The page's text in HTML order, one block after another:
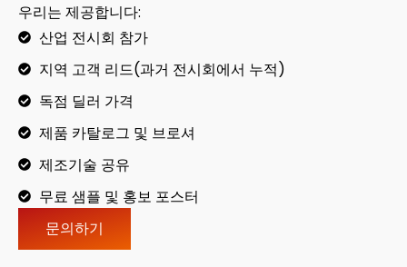
우리는 제공합니다:
산업 전시회 참가
지역 고객 리드(과거 전시회에서 누적)
독점 딜러 가격
제품 카탈로그 및 브로셔
제조기술 공유
무료 샘플 및 홍보 포스터
문의하기